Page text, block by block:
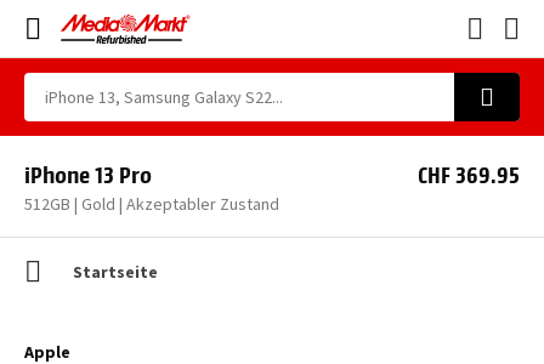
iPhone 13 Pro
512GB | Gold | Akzeptabler Zustand
CHF 369.95
Startseite
Apple